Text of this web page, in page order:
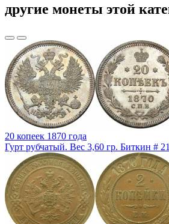
другие монеты этой
20 копеек 1870 года
Гурт рубчатый. Вес 3,60 гр. Биткин #